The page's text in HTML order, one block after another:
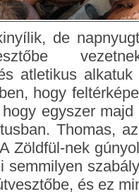
de
atletikus
hogy
egyszer
Thomas,
Zöldfül-nek
semmilyen
és ez